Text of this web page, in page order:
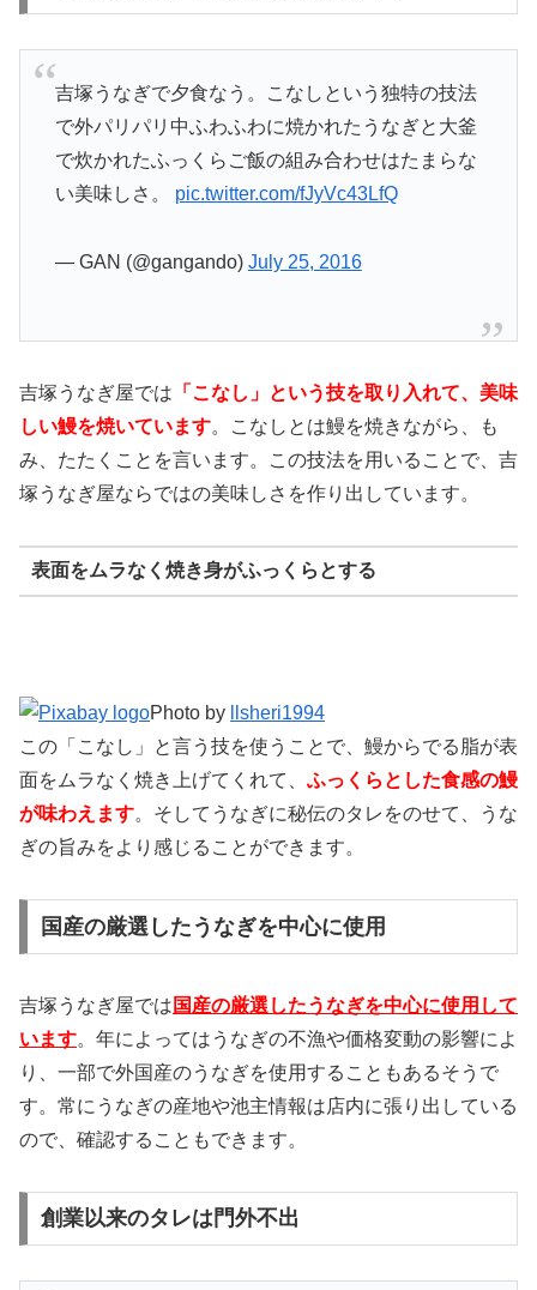
吉塚うなぎで夕食なう。こなしという独特の技法
で外パリパリ中ふわふわに焼かれたうなぎと大釜
で炊かれたふっくらご飯の組み合わせはたまらな
い美味しさ。 pic.twitter.com/fJyVc43LfQ
— GAN (@gangando) July 25, 2016
吉塚うなぎ屋では 「こなし」という技を取り入れて、美味
しい鰻を焼いています。こなしとは鰻を焼きながら、も
み、たたくことを言います。この技法を用いることで、吉
塚うなぎ屋ならではの美味しさを作り出しています。
表面をムラなく焼き身がふっくらとする
Photo by
llsheri1994
この「こなし」と言う技を使うことで、鰻からでる脂が表
面をムラなく焼き上げてくれて、 ふっくらとした食感の鰻
が味わえます。そしてうなぎに秘伝のタレをのせて、うな
ぎの旨みをより感じることができます。
国産の厳選したうなぎを中心に使用
吉塚うなぎ屋では 国産の厳選したうなぎを中心に使用して
います。年によってはうなぎの不漁や価格変動の影響によ
り、一部で外国産のうなぎを使用することもあるそうで
す。常にうなぎの産地や池主情報は店内に張り出している
ので、確認することもできます。
創業以来のタレは門外不出